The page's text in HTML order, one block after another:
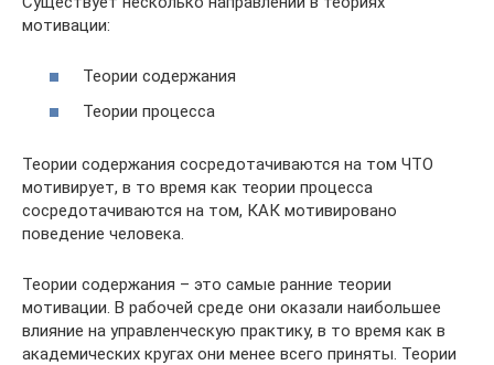
мотивации:
Теории содержания
Теории процесса
Теории содержания сосредотачиваются на том ЧТО
мотивирует, в то время как теории процесса
сосредотачиваются на том, КАК мотивировано
поведение человека.
Теории содержания – это самые ранние теории
мотивации. В рабочей среде они оказали наибольшее
влияние на управленческую практику, в то время как в
академических кругах они менее всего приняты. Теории